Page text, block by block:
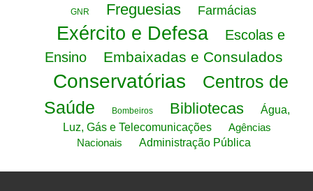
GNR Freguesias Farmácias
Exército e Defesa
Escolas e
Ensino
Embaixadas e Consulados
Conservatórias
Centros de
Saúde
Bombeiros Bibliotecas
Água,
Luz, Gás e Telecomunicações
Agências
Nacionais
Administração Pública